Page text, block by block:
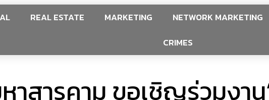
REAL ESTATE MARKETING NETWORK MARKETING
CRIMES
สารคาม ขอเชิญร่วมงา